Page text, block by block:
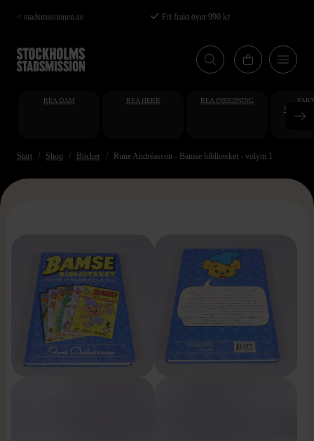
Hoppa
till
huvudinnehåll
< stadsmissionen.se Fri frakt över 990 kr
REA DAM REA HERR REA INREDNING
Start Shop Böcker Rune Andréasson - Bamse biblioteket - volym 1
>